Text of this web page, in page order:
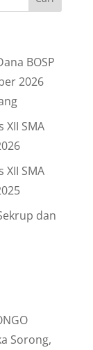
BOSP
2026
SMA
SMA
dan
Sorong,